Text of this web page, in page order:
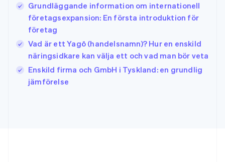
Grundläggande information om internationell
företagsexpansion: En första introduktion för
företag
Vad är ett Yagō (handelsnamn)? Hur en enskild
näringsidkare kan välja ett och vad man bör veta
Enskild firma och GmbH i Tyskland: en grundlig
jämförelse
Italien
ItalianoEnglish
Japan
日本語 English
EnglishFrançais
Kroatien
EnglishItaliano